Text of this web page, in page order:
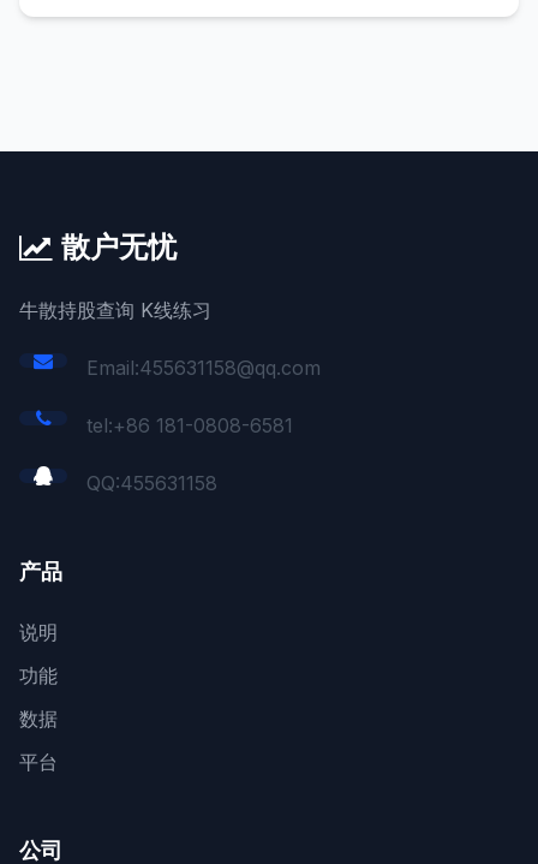
散户无忧
牛散持股查询 K线练习
Email:455631158@qq.com
tel:+86 181-0808-6581
QQ:455631158
产品
说明
功能
数据
平台
公司